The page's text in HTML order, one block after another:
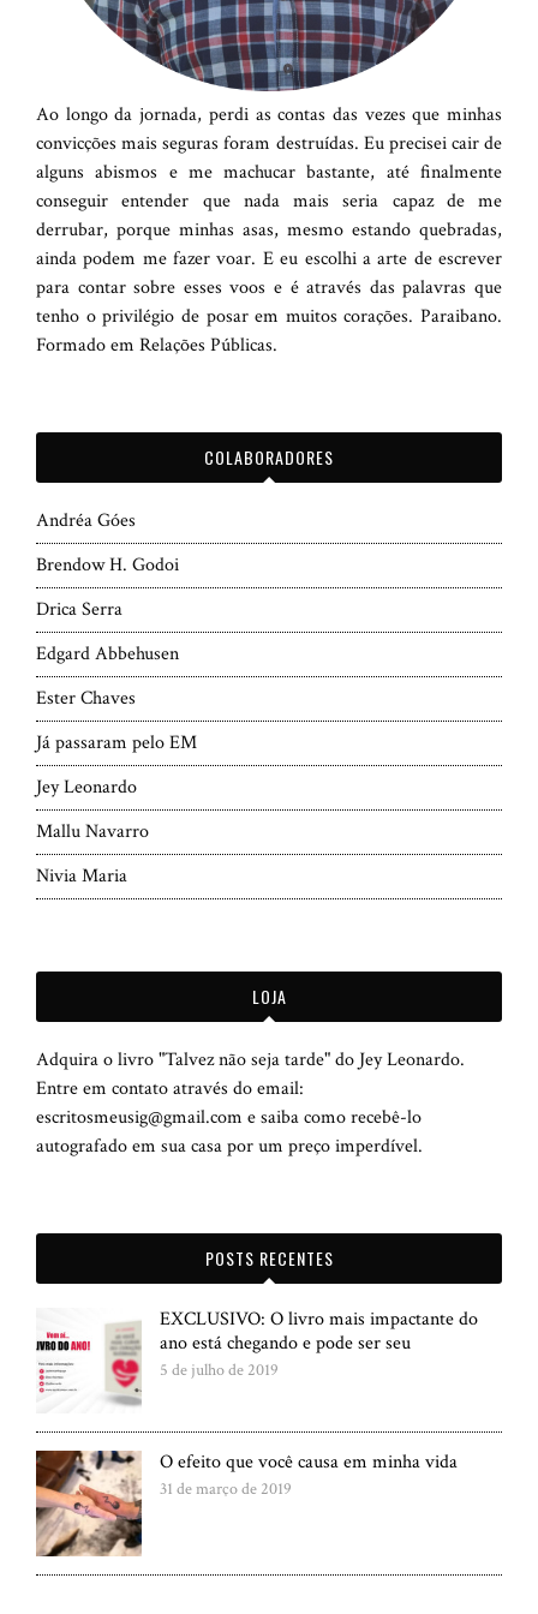
Ao longo da jornada, perdi as contas das vezes que minhas
convicções mais seguras foram destruídas. Eu precisei cair de
alguns abismos e me machucar bastante, até finalmente
conseguir entender que nada mais seria capaz de me
derrubar, porque minhas asas, mesmo estando quebradas,
ainda podem me fazer voar. E eu escolhi a arte de escrever
para contar sobre esses voos e é através das palavras que
tenho o privilégio de posar em muitos corações. Paraibano.
Formado em Relações Públicas.
COLABORADORES
Andréa Góes
Brendow H. Godoi
Drica Serra
Edgard Abbehusen
Ester Chaves
Já passaram pelo EM
Jey Leonardo
Mallu Navarro
Nivia Maria
LOJA
Adquira o livro "Talvez não seja tarde" do Jey Leonardo.
Entre em contato através do email:
escritosmeusig@gmail.com e saiba como recebê-lo
autografado em sua casa por um preço imperdível.
POSTS RECENTES
EXCLUSIVO: O livro mais impactante do
ano está chegando e pode ser seu
5 de julho de 2019
O efeito que você causa em minha vida
31 de março de 2019